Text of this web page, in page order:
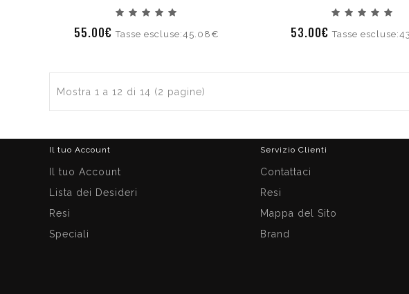
55.00€Tasse escluse:45.08€ 53.00€Tasse
Mostra 1 a 12 di 14 (2 pagine)
Servizio Clienti
Contattaci
Resi
Mappa del Sito
Brand
Il tuo Account
Il tuo Account
Lista dei Desideri
Resi
Speciali